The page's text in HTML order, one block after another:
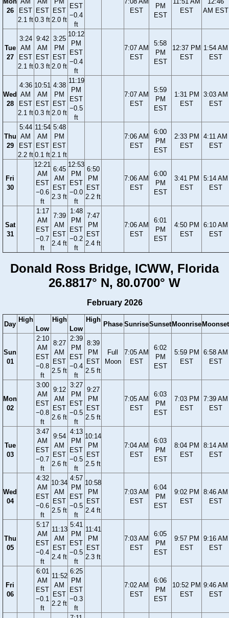
26
EST
2.1 ft
EST
0.3 ft
EST
2.0 ft
EST
−0.4
ft
EST
PM
EST
EST
AM EST
Tue
27
3:24
AM
EST
2.1 ft
9:42
AM
EST
0.3 ft
3:25
PM
EST
2.0 ft
10:12
PM
EST
−0.4
ft
7:07 AM
EST
5:58
PM
EST
12:37 PM
EST
1:54 AM
EST
Wed
28
4:36
AM
EST
2.1 ft
10:51
AM
EST
0.3 ft
4:38
PM
EST
2.0 ft
11:19
PM
EST
−0.5
ft
7:07 AM
EST
5:59
PM
EST
1:31 PM
EST
3:03 AM
EST
Thu
29
5:44
AM
EST
2.2 ft
11:54
AM
EST
0.1 ft
5:48
PM
EST
2.1 ft
7:06 AM
EST
6:00
PM
EST
2:33 PM
EST
4:11 AM
EST
Fri
30
12:21
AM
EST
−0.6
ft
6:45
AM
EST
2.3 ft
12:53
PM
EST
−0.0
ft
6:50
PM
EST
2.2 ft
7:06 AM
EST
6:00
PM
EST
3:41 PM
EST
5:14 AM
EST
Sat
31
1:17
AM
EST
−0.7
ft
7:39
AM
EST
2.4 ft
1:48
PM
EST
−0.2
ft
7:47
PM
EST
2.4 ft
7:06 AM
EST
6:01
PM
EST
4:50 PM
EST
6:10 AM
EST
Donald Ross Bridge, ICWW, Florida
26.8817° N, 80.0700° W
February 2026
Day
High
Low
High
Low
High
Phase SunriseSunset Moonrise Moonset
Sun
01
2:10
AM
EST
−0.8
ft
8:27
AM
EST
2.5 ft
2:39
PM
EST
−0.4
ft
8:39
PM
EST
2.5 ft
Full
Moon
7:05 AM
EST
6:02
PM
EST
5:59 PM
EST
6:58 AM
EST
Mon
02
3:00
AM
EST
−0.8
ft
9:12
AM
EST
2.6 ft
3:27
PM
EST
−0.5
ft
9:27
PM
EST
2.5 ft
7:05 AM
EST
6:03
PM
EST
7:03 PM
EST
7:39 AM
EST
Tue
03
3:47
AM
EST
−0.7
ft
9:54
AM
EST
2.6 ft
4:13
PM
EST
−0.5
ft
10:14
PM
EST
2.5 ft
7:04 AM
EST
6:03
PM
EST
8:04 PM
EST
8:14 AM
EST
Wed
04
4:32
AM
EST
−0.6
ft
10:34
AM
EST
2.5 ft
4:57
PM
EST
−0.5
ft
10:58
PM
EST
2.4 ft
7:03 AM
EST
6:04
PM
EST
9:02 PM
EST
8:46 AM
EST
Thu
05
5:17
AM
EST
−0.4
ft
11:13
AM
EST
2.4 ft
5:41
PM
EST
−0.5
ft
11:41
PM
EST
2.3 ft
7:03 AM
EST
6:05
PM
EST
9:57 PM
EST
9:16 AM
EST
Fri
06
6:01
AM
EST
−0.1
ft
11:52
AM
EST
2.2 ft
6:25
PM
EST
−0.3
ft
7:02 AM
EST
6:06
PM
EST
10:52 PM
EST
9:46 AM
EST